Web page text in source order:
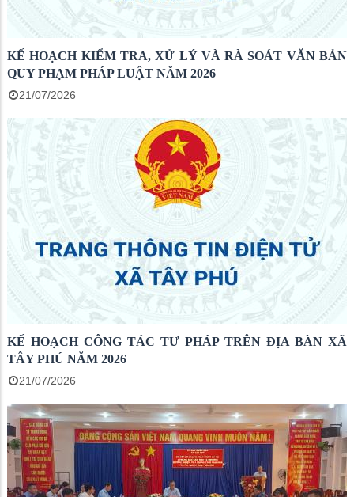
KẾ HOẠCH KIỂM TRA, XỬ LÝ VÀ RÀ SOÁT VĂN BẢN
QUY PHẠM PHÁP LUẬT NĂM 2026
21/07/2026
KẾ HOẠCH CÔNG TÁC TƯ PHÁP TRÊN ĐỊA BÀN XÃ
TÂY PHÚ NĂM 2026
21/07/2026